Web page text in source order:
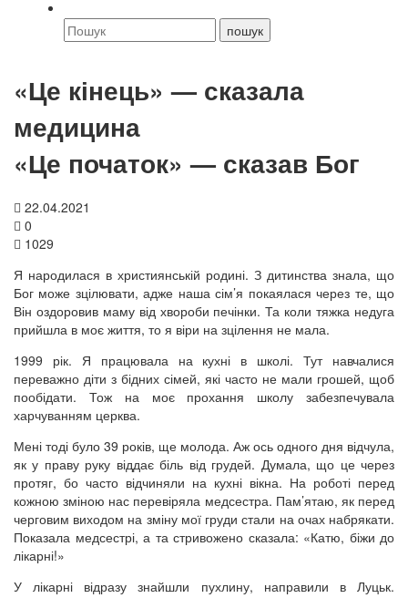
«Це кінець» — сказала
медицина
«Це початок» — сказав Бог
22.04.2021
0
1029
Я народилася в християнській родині. З дитинства знала, що
Бог може зцілювати, адже наша сім’я покаялася через те, що
Він оздоровив маму від хвороби печінки. Та коли тяжка недуга
прийшла в моє життя, то я віри на зцілення не мала.
1999 рік. Я працювала на кухні в школі. Тут навчалися
переважно діти з бідних сімей, які часто не мали грошей, щоб
пообідати. Тож на моє прохання школу забезпечувала
харчуванням церква.
Мені тоді було 39 років, ще молода. Аж ось одного дня відчула,
як у праву руку віддає біль від грудей. Думала, що це через
протяг, бо часто відчиняли на кухні вікна. На роботі перед
кожною зміною нас перевіряла медсестра. Пам’ятаю, як перед
черговим виходом на зміну мої груди стали на очах набрякати.
Показала медсестрі, а та стривожено сказала: «Катю, біжи до
лікарні!»
У лікарні відразу знайшли пухлину, направили в Луцьк.